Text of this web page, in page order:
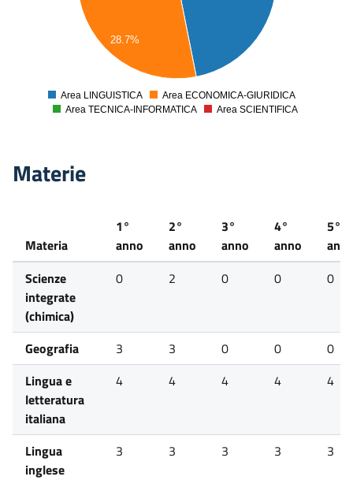
28.7%
Area LINGUISTICA
Area ECONOMICA-GIURIDICA
Area TECNICA-INFORMATICA
Area SCIENTIFICA
Materie
Materia
1°
anno
2°
anno
3°
anno
4°
anno
5°
Scienze
integrate
(chimica)
0 2 0 0 0
Geografia 3 3 0 0
0
Lingua e
letteratura
italiana
4 4 4 4 4
Lingua
inglese
3 3 3 3 3